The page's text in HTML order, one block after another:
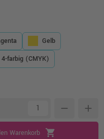
Gelb
farbig (CMYK)
remove add
Warenkorb shopping_cart